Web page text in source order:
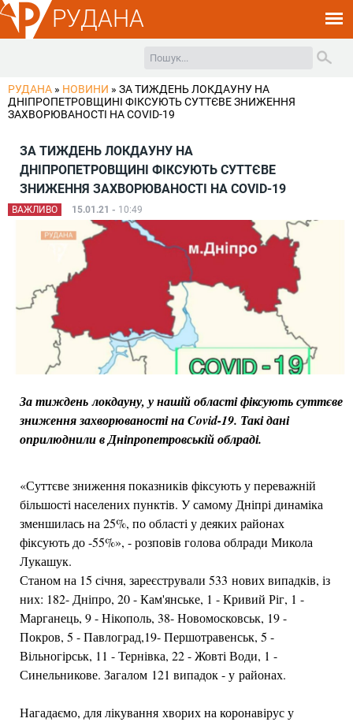
РУДАНА
РУДАНА » НОВИНИ » ЗА ТИЖДЕНЬ ЛОКДАУНУ НА
ДНІПРОПЕТРОВЩИНІ ФІКСУЮТЬ СУТТЄВЕ ЗНИЖЕННЯ
ЗАХВОРЮВАНОСТІ НА COVID-19
ЗА ТИЖДЕНЬ ЛОКДАУНУ НА
ДНІПРОПЕТРОВЩИНІ ФІКСУЮТЬ СУТТЄВЕ
ЗНИЖЕННЯ ЗАХВОРЮВАНОСТІ НА COVID-19
ВАЖЛИВО 15.01.21 - 10:49
За тиждень локдауну, у нашій області фіксують суттєве
зниження захворюваності на Covid-19. Такі дані
оприлюднили в Дніпропетровській облраді.
«Суттєве зниження показників фіксують у переважній
більшості населених пунктів. У самому Дніпрі динаміка
зменшилась на 25%, по області у деяких районах
фіксують до -55%», - розповів голова облради Микола
Лукашук.
Станом на 15 січня, зареєстрували 533 нових випадків, із
них: 182- Дніпро, 20 - Кам'янське, 1 - Кривий Ріг, 1 -
Марганець, 9 - Нікополь, 38- Новомосковськ, 19 -
Покров, 5 - Павлоград,19- Першотравенськ, 5 -
Вільногірськ, 11 - Тернівка, 22 - Жовті Води, 1 -
Синельникове. Загалом 121 випадок - у районах.
Нагадаємо, для лікування хворих на коронавірус у